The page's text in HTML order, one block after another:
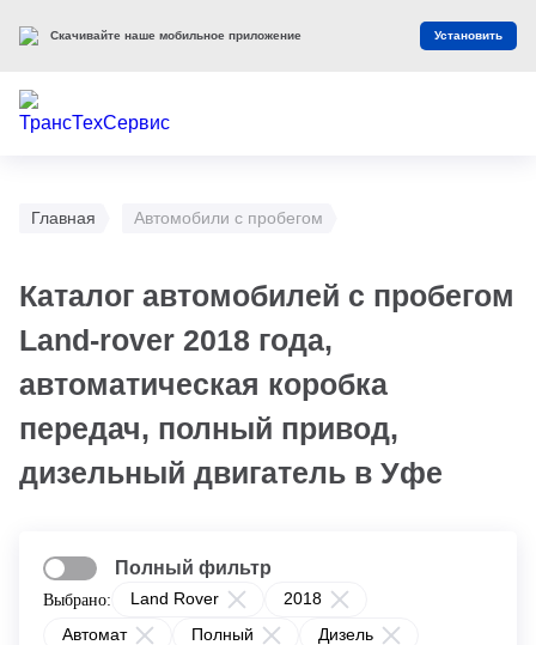
Главная Автомобили с пробегом
Каталог автомобилей с пробегом
Land-rover 2018 года,
автоматическая коробка
передач, полный привод,
дизельный двигатель в Уфе
Выбрано: Land Rover
2018
Автомат
Полный
Дизель
Полный фильтр
Скачивайте наше мобильное приложение Установить